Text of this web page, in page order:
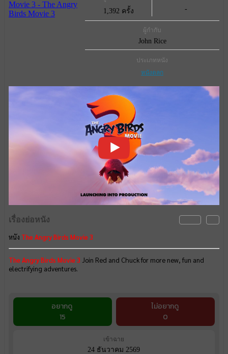
1,392 ครั้ง -
ผู้กำกับ
John Rice
ประเภทหนัง
หนังตลก
เรื่องย่อหนัง
หนัง The Angry Birds Movie 3
The Angry Birds Movie 3 Join Red and Chuck for more new, fun and
electrifying adventures.
อยากดู
15
ไม่อยากดู
0
เข้าฉาย
24 ธันวาคม 2569